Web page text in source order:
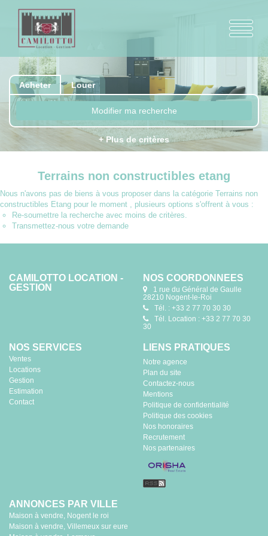
Acheter Louer
Modifier ma recherche
+ Plus de critères
Terrains non constructibles etang
Nous n'avons pas de biens à vous proposer dans la catégorie Terrains non
constructibles Etang pour le moment , plusieurs options s'offrent à vous :
Re-soumettre la recherche avec moins de critères.
Transmettez-nous votre demande
CAMILOTTO LOCATION -
GESTION
NOS COORDONNÉES
1 rue du Général de Gaulle
28210 Nogent-le-Roi
Tél. : +33 2 77 70 30 30
Tél. Location : +33 2 77 70 30
30
NOS SERVICES
Ventes
Locations
Gestion
Estimation
Contact
LIENS PRATIQUES
Notre agence
Plan du site
Contactez-nous
Mentions
Politique de confidentialité
Politique des cookies
Nos honoraires
Recrutement
Nos partenaires
ANNONCES PAR VILLE
Maison à vendre, Nogent le roi
Maison à vendre, Villemeux sur eure